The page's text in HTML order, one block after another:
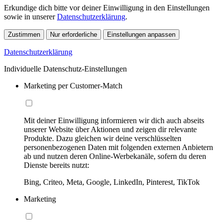
Erkundige dich bitte vor deiner Einwilligung in den Einstellungen
sowie in unsererDatenschutzerklärung.
Zustimmen Nur erforderliche Einstellungen anpassen
Datenschutzerklärung
Individuelle Datenschutz-Einstellungen
Marketing per Customer-Match
Mit deiner Einwilligung informieren wir dich auch abseits
unserer Website über Aktionen und zeigen dir relevante
Produkte. Dazu gleichen wir deine verschlüsselten
personenbezogenen Daten mit folgenden externen Anbietern
ab und nutzen deren Online-Werbekanäle, sofern du deren
Dienste bereits nutzt:
Bing, Criteo, Meta, Google, LinkedIn, Pinterest, TikTok
Marketing